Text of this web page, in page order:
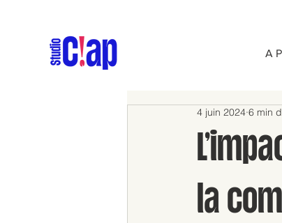
A
la
4 juin 2024 6 min